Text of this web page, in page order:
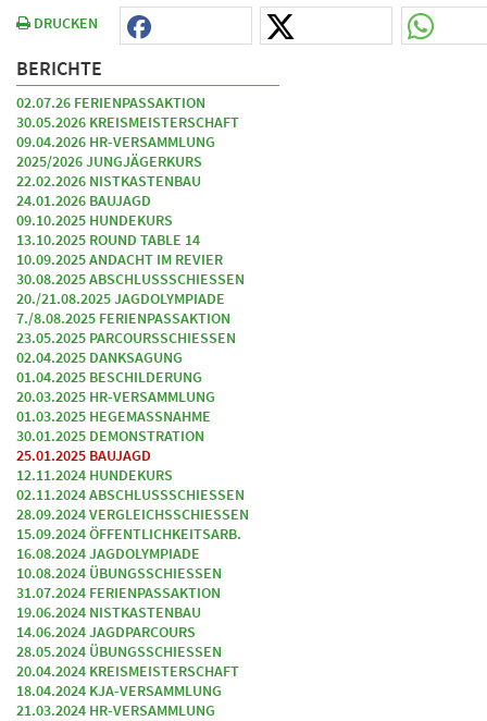
DRUCKEN
BERICHTE
02.07.26 FERIENPASSAKTION
30.05.2026 KREISMEISTERSCHAFT
09.04.2026 HR-VERSAMMLUNG
2025/2026 JUNGJÄGERKURS
22.02.2026 NISTKASTENBAU
24.01.2026 BAUJAGD
09.10.2025 HUNDEKURS
13.10.2025 ROUND TABLE 14
10.09.2025 ANDACHT IM REVIER
30.08.2025 ABSCHLUSSSCHIESSEN
20./21.08.2025 JAGDOLYMPIADE
7./8.08.2025 FERIENPASSAKTION
23.05.2025 PARCOURSSCHIESSEN
02.04.2025 DANKSAGUNG
01.04.2025 BESCHILDERUNG
20.03.2025 HR-VERSAMMLUNG
01.03.2025 HEGEMASSNAHME
30.01.2025 DEMONSTRATION
25.01.2025 BAUJAGD
12.11.2024 HUNDEKURS
02.11.2024 ABSCHLUSSSCHIESSEN
28.09.2024 VERGLEICHSSCHIESSEN
15.09.2024 ÖFFENTLICHKEITSARB.
16.08.2024 JAGDOLYMPIADE
10.08.2024 ÜBUNGSSCHIESSEN
31.07.2024 FERIENPASSAKTION
19.06.2024 NISTKASTENBAU
14.06.2024 JAGDPARCOURS
28.05.2024 ÜBUNGSSCHIESSEN
20.04.2024 KREISMEISTERSCHAFT
18.04.2024 KJA-VERSAMMLUNG
21.03.2024 HR-VERSAMMLUNG